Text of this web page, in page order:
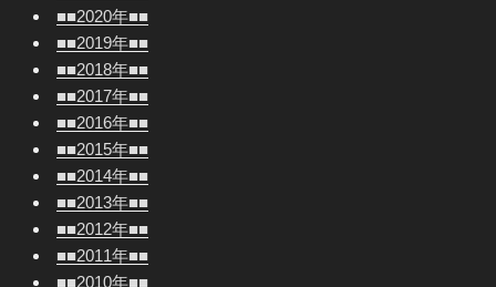
■■2020年■■
■■2019年■■
■■2018年■■
■■2017年■■
■■2016年■■
■■2015年■■
■■2014年■■
■■2013年■■
■■2012年■■
■■2011年■■
■■2010年■■